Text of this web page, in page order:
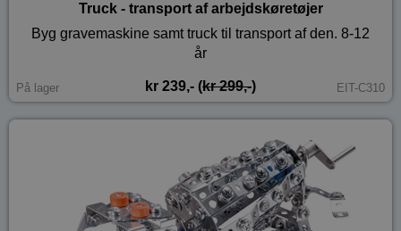
Truck - transport af arbejdskøretøjer
Byg gravemaskine samt truck til transport af den. 8-12
år
På lager kr 239,- (kr 299,-) EIT-C310